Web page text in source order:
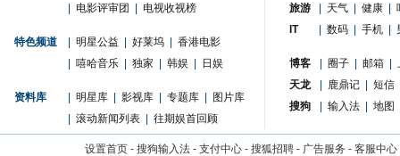
电影评审团 电视收视榜
特色频道 明星公益 好莱坞
香港电影
嘻哈音乐 独家 韩娱 日娱
资料库 明星库 影视库 专题库
图片库
滚动新闻列表 往期娱首回顾
旅游
天气 健康
IT
数码 手机
博客 圈子 邮箱
天龙
鹿鼎记
短信
搜狗
输入法 地图
设置首页 - 搜狗输入法 - 支付中心 - 搜狐招聘 - 广告服务 - 客服中心